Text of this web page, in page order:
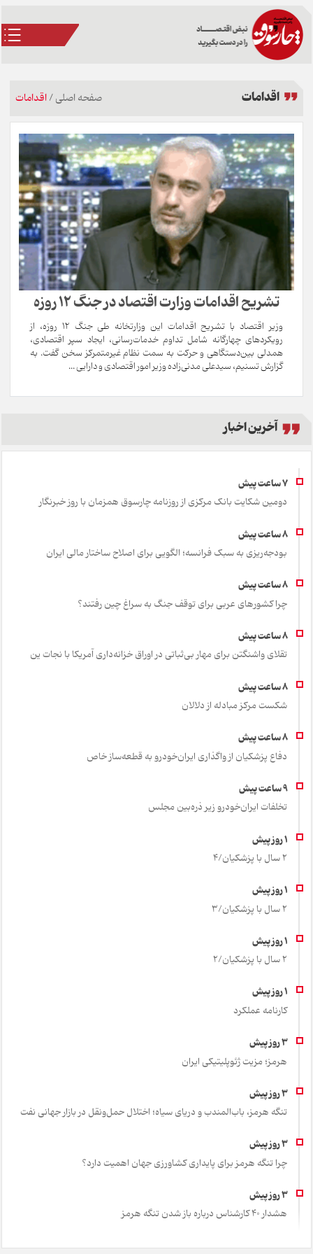
اقدامات صفحه اصلی/اقدامات
تشریح اقدامات وزارت اقتصاد در جنگ ۱۲ روزه
وزیر اقتصاد با تشریح اقدامات این وزارتخانه طی جنگ ۱۲ روزه، از
رویکردهای چهارگانه شامل تداوم خدمات‌رسانی، ایجاد سپر اقتصادی،
همدلی بین‌دستگاهی و حرکت به سمت نظام غیرمتمرکز سخن گفت. به
گزارش تسنیم، سیدعلی مدنی‌زاده وزیر امور اقتصادی و دارایی ...
آخرین اخبار
دومین شکایت بانک مرکزی از روزنامه چارسوق همزمان با روز خبرنگار
بودجه‌ریزی به سبک فرانسه؛ الگویی برای اصلاح ساختار مالی ایران
چرا کشورهای عربی برای توقف جنگ به سراغ چین رفتند؟
تقلای واشنگتن برای مهار بی‌ثباتی در اوراق خزانه‌داری آمریکا با نجات ین
شکست مرکز مبادله از دلالان
دفاع پزشکیان از واگذاری ایران‌خودرو به قطعه‌ساز خاص
تخلفات ایران‌خودرو زیر ذره‌بین مجلس
2 سال با پزشکیان/4
2 سال با پزشکیان/3
2 سال با پزشکیان/2
کارنامه عملکرد
هرمز؛ مزیت ژئوپلیتیکی ایران
تنگه هرمز، باب‌المندب و دریای سیاه؛ اختلال حمل‌ونقل در بازار جهانی نفت
چرا تنگه هرمز برای پایداری کشاورزی جهان اهمیت دارد؟
هشدار 40 کارشناس درباره باز شدن تنگه هرمز